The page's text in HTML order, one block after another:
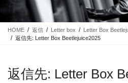
HOME 返信 Letter box
Letter Box
返信先: Letter Box Beetlejuice2025
返信先: Letter Box